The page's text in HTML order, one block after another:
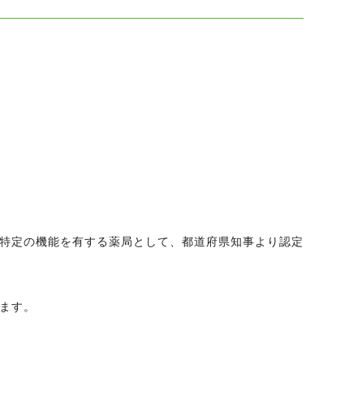
定の機能を有する薬局として、都道府県知事より認定
す。